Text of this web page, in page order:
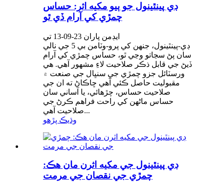
ڊي پينٿينول جو ٻيو مکيه اثر: حساس
چمڙي کي آرام ڏي ٿو
ايڊمن پاران 23-09-13 تي
ڊي-پينٿينول، جنهن کي پرو-وٽامن بي 5 جي نالي
سان پڻ سڃاتو وڃي ٿو، حساس چمڙي کي آرام
ڏيڻ جي قابل ذڪر صلاحيت لاءِ مشهور آهي. هي
ورسٽائل جزو چمڙي جي سنڀال جي صنعت ۾
مقبوليت حاصل ڪئي آهي ڇاڪاڻ ته ان جي
صلاحيت حساس، چڙهائي، يا آساني سان
حساس ماڻهن کي راحت فراهم ڪرڻ جي
صلاحيت آهي...
وڌيڪ پڙهو
ڊي پينٿينول جي مکيه اثرن مان هڪ:
چمڙي جي نقصان جي مرمت